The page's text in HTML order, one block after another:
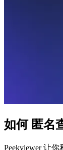
如何匿名
Peekviewer 让